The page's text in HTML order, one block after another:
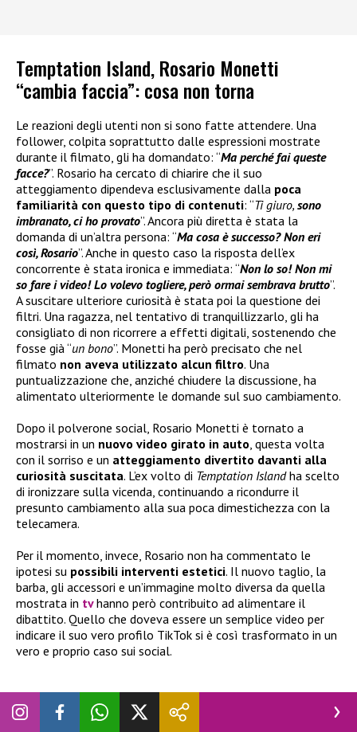
Temptation Island, Rosario Monetti
“cambia faccia”: cosa non torna
Le reazioni degli utenti non si sono fatte attendere. Una
follower, colpita soprattutto dalle espressioni mostrate
durante il filmato, gli ha domandato: “Ma perché fai queste
facce?”. Rosario ha cercato di chiarire che il suo
atteggiamento dipendeva esclusivamente dalla poca
familiarità con questo tipo di contenuti: “Ti giuro, sono
imbranato, ci ho provato”. Ancora più diretta è stata la
domanda di un’altra persona: “Ma cosa è successo? Non eri
così, Rosario”. Anche in questo caso la risposta dell’ex
concorrente è stata ironica e immediata: “Non lo so! Non mi
so fare i video! Lo volevo togliere, però ormai sembrava brutto”.
A suscitare ulteriore curiosità è stata poi la questione dei
filtri. Una ragazza, nel tentativo di tranquillizzarlo, gli ha
consigliato di non ricorrere a effetti digitali, sostenendo che
fosse già “un bono”. Monetti ha però precisato che nel
filmato non aveva utilizzato alcun filtro. Una
puntualizzazione che, anziché chiudere la discussione, ha
alimentato ulteriormente le domande sul suo cambiamento.
Dopo il polverone social, Rosario Monetti è tornato a
mostrarsi in un nuovo video girato in auto , questa volta
con il sorriso e un atteggiamento divertito davanti alla
curiosità suscitata. L’ex volto di Temptation Islandha scelto
di ironizzare sulla vicenda, continuando a ricondurre il
presunto cambiamento alla sua poca dimestichezza con la
telecamera.
Per il momento, invece, Rosario non ha commentato le
ipotesi su possibili interventi estetici. Il nuovo taglio, la
barba, gli accessori e un’immagine molto diversa da quella
mostrata in tvhanno però contribuito ad alimentare il
dibattito. Quello che doveva essere un semplice video per
indicare il suo vero profilo TikTok si è così trasformato in un
vero e proprio caso sui social.
@rosariomonetti7Buongiorno a tutti 🫶🫶🫶#napoli
#perte
#fyp ♬ Universo – Saymon Cleiton